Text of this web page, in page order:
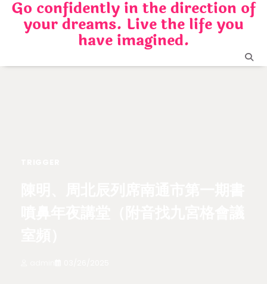
Skip
content
Go confidently in the direction of
your dreams. Live the life you
have imagined.